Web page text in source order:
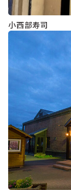
小西部寿司